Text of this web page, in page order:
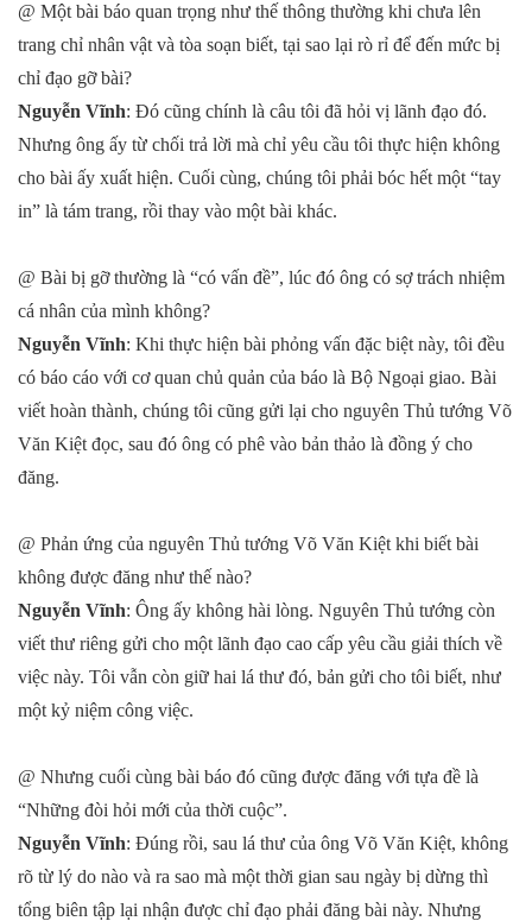
@ Một bài báo quan trọng như thế thông thường khi chưa lên
trang chỉ nhân vật và tòa soạn biết, tại sao lại rò rỉ để đến mức bị
chỉ đạo gỡ bài?
Nguyễn Vĩnh: Đó cũng chính là câu tôi đã hỏi vị lãnh đạo đó.
Nhưng ông ấy từ chối trả lời mà chỉ yêu cầu tôi thực hiện không
cho bài ấy xuất hiện. Cuối cùng, chúng tôi phải bóc hết một “tay
in” là tám trang, rồi thay vào một bài khác.
@ Bài bị gỡ thường là “có vấn đề”, lúc đó ông có sợ trách nhiệm
cá nhân của mình không?
Nguyễn Vĩnh: Khi thực hiện bài phỏng vấn đặc biệt này, tôi đều
có báo cáo với cơ quan chủ quản của báo là Bộ Ngoại giao. Bài
viết hoàn thành, chúng tôi cũng gửi lại cho nguyên Thủ tướng Võ
Văn Kiệt đọc, sau đó ông có phê vào bản thảo là đồng ý cho
đăng.
@ Phản ứng của nguyên Thủ tướng Võ Văn Kiệt khi biết bài
không được đăng như thế nào?
Nguyễn Vĩnh: Ông ấy không hài lòng. Nguyên Thủ tướng còn
viết thư riêng gửi cho một lãnh đạo cao cấp yêu cầu giải thích về
việc này. Tôi vẫn còn giữ hai lá thư đó, bản gửi cho tôi biết, như
một kỷ niệm công việc.
@ Nhưng cuối cùng bài báo đó cũng được đăng với tựa đề là
“Những đòi hỏi mới của thời cuộc”.
Nguyễn Vĩnh: Đúng rồi, sau lá thư của ông Võ Văn Kiệt, không
rõ từ lý do nào và ra sao mà một thời gian sau ngày bị dừng thì
tổng biên tập lại nhận được chỉ đạo phải đăng bài này. Nhưng